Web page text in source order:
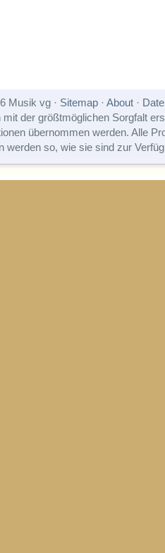
Musik vg · Sitemap· About·
der größtmöglichen Sorgfalt
übernommen werden. Alle
werden so, wie sie sind zur